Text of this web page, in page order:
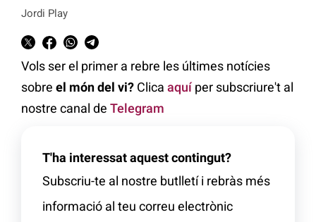
Jordi Play
Vols ser el primer a rebre les últimes notícies
sobre el món del vi? Clica aquíper subscriure't al
nostre canal de Telegram
T'ha interessat aquest contingut?
Subscriu-te al nostre butlletí i rebràs més
informació al teu correu electrònic